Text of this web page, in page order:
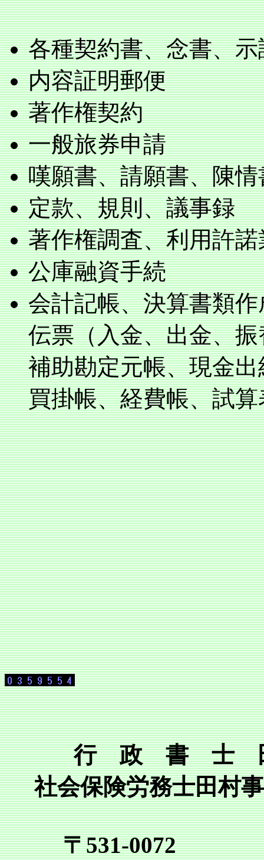
各種契約書、念書、
内容証明郵便
著作権契約
一般旅券申請
嘆願書、請願書、陳
定款、規則、議事録
著作権調査、利用許諾
公庫融資手続
会計記帳、決算書類作
伝票（入金、出金、
補助勘定元帳、現金
買掛帳、経費帳、試
行 政 書 士 田
社会保険労務士田村
〒531-0072 大